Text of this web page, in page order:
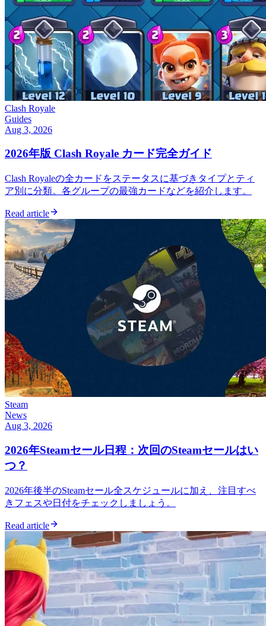
Clash Royale
Guides
Aug 3, 2026
2026年版 Clash Royale カード完全ガイド
Clash Royaleの全カードをステータスに基づきタイプとティ
ア別に分類。各グループの最強カードなどを紹介します。
Read article
Steam
News
Aug 3, 2026
2026年Steamセール日程：次回のSteamセールはい
つ？
2026年後半のSteamセール全スケジュールに加え、注目すべ
きフェスや日付をチェックしましょう。
Read article